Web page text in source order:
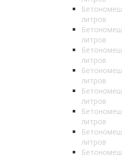
литров
литров
литров
литров
литров
литров
литров